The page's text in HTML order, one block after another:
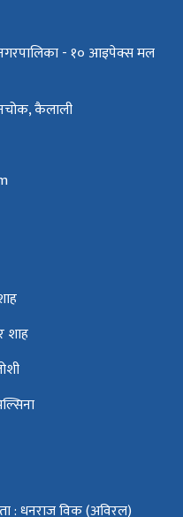
- १० आइपेक्स मल
कैलाली
शाह
: धनराज विक (अविरल)